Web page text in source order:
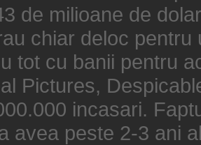
de milioane de
chiar deloc
tot cu banii pentru
Pictures,
incasari.
avea peste 2-3 ani